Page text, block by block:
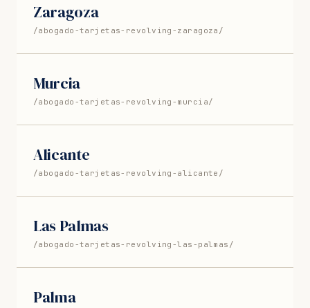
Zaragoza
/abogado-tarjetas-revolving-zaragoza/
Murcia
/abogado-tarjetas-revolving-murcia/
Alicante
/abogado-tarjetas-revolving-alicante/
Las Palmas
/abogado-tarjetas-revolving-las-palmas/
Palma